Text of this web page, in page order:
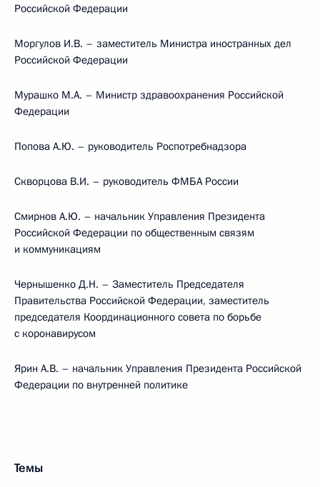
Российской Федерации
Моргулов И.В. – заместитель Министра иностранных дел
Российской Федерации
Мурашко М.А. – Министр здравоохранения Российской
Федерации
Попова А.Ю. – руководитель Роспотребнадзора
Скворцова В.И. – руководитель ФМБА России
Смирнов А.Ю. – начальник Управления Президента
Российской Федерации по общественным связям
и коммуникациям
Чернышенко Д.Н. – Заместитель Председателя
Правительства Российской Федерации, заместитель
председателя Координационного совета по борьбе
с коронавирусом
Ярин А.В. – начальник Управления Президента Российской
Федерации по внутренней политике
Темы